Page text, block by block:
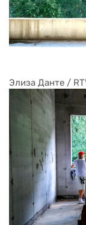
Элиза Данте /